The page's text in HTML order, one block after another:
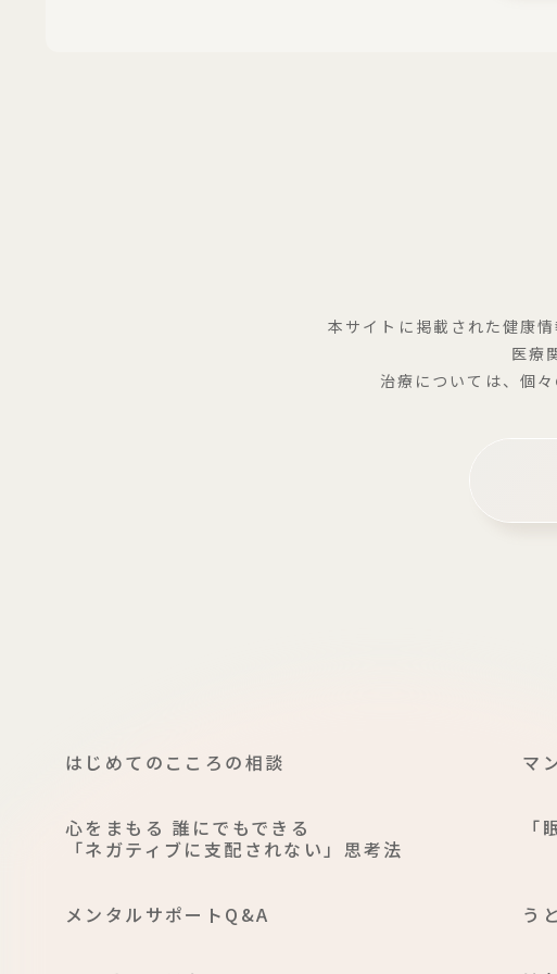
本サイトに掲載された健康
医療
治療については、個
はじめてのこころの相談 マ
⼼をまもる 誰にでもできる
「ネガティブに⽀配されない」思考法
「
メンタルサポートQ&A う